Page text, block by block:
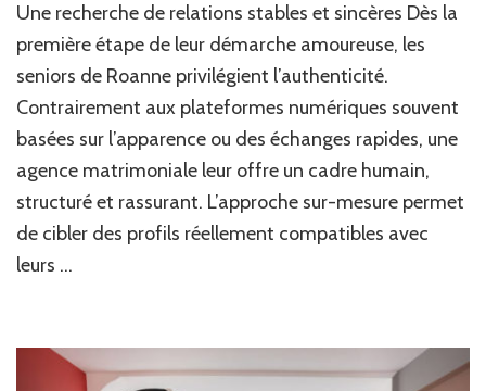
?
Une recherche de relations stables et sincères Dès la
première étape de leur démarche amoureuse, les
seniors de Roanne privilégient l’authenticité.
Contrairement aux plateformes numériques souvent
basées sur l’apparence ou des échanges rapides, une
agence matrimoniale leur offre un cadre humain,
structuré et rassurant. L’approche sur-mesure permet
de cibler des profils réellement compatibles avec
leurs …